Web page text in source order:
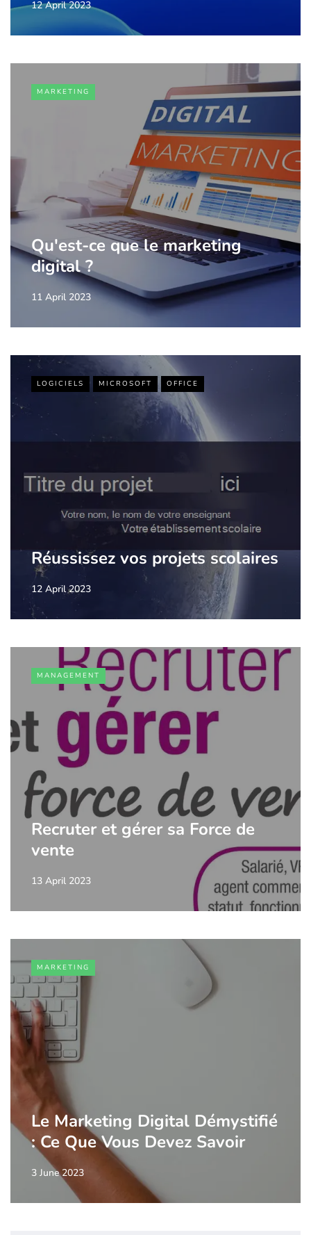
12 April 2023
MARKETING
Qu'est-ce que le marketing
digital ?
11 April 2023
LOGICIELS MICROSOFT OFFICE
Réussissez vos projets scolaires
12 April 2023
MANAGEMENT
Recruter et gérer sa Force de
vente
13 April 2023
MARKETING
Le Marketing Digital Démystifié
: Ce Que Vous Devez Savoir
3 June 2023